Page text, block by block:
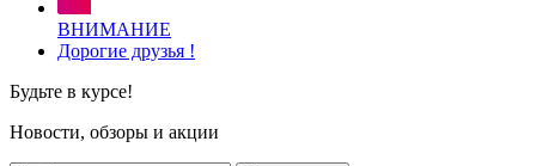
ВНИМАНИЕ
Дорогие друзья !
Будьте в курсе!
Новости, обзоры и акции